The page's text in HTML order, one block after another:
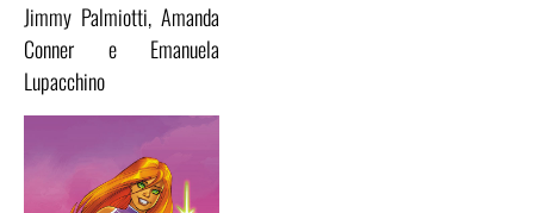
Jimmy Palmiotti, Amanda
Conner e Emanuela
Lupacchino